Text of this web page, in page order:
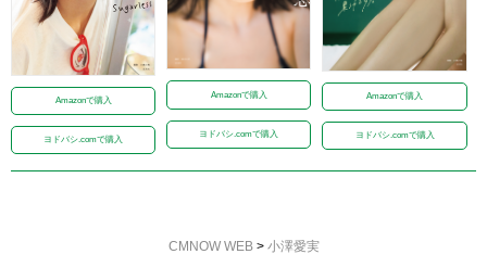
Amazonで購入
ヨドバシ.comで購入
Amazonで購入
ヨドバシ.comで購入
Amazonで購入
ヨドバシ.comで購入
CMNOW WEB> 小澤愛実